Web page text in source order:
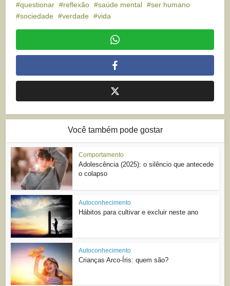
questionar
reflexão saúde mental
ser humano
sociedade
verdade vida
Você também pode gostar
Comportamento
Adolescência (2025): o silêncio que antecede
o colapso
Autoconhecimento
Hábitos para cultivar e excluir neste ano
Autoconhecimento
Crianças Arco-Íris: quem são?